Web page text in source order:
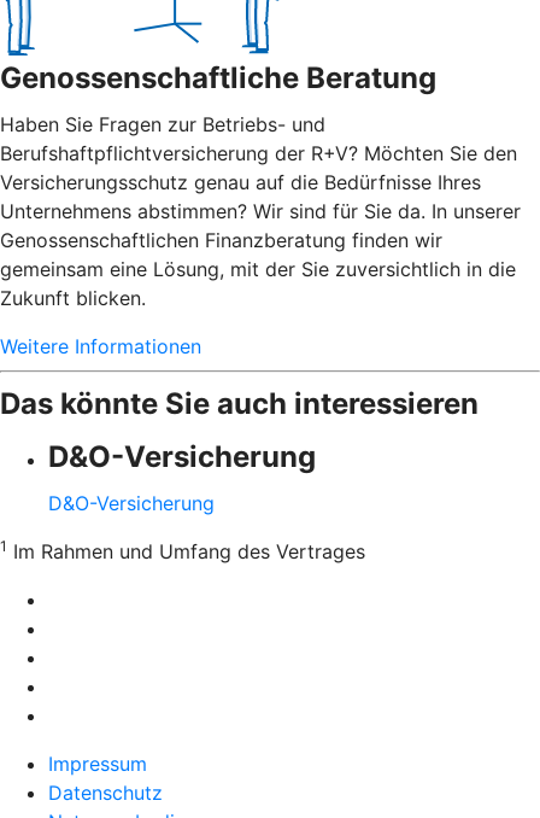
Genossenschaftliche Beratung
Haben Sie Fragen zur Betriebs- und
Berufshaftpflichtversicherung der R+V? Möchten Sie den
Versicherungsschutz genau auf die Bedürfnisse Ihres
Unternehmens abstimmen? Wir sind für Sie da. In unserer
Genossenschaftlichen Finanzberatung finden wir
gemeinsam eine Lösung, mit der Sie zuversichtlich in die
Zukunft blicken.
Weitere Informationen
Das könnte Sie auch interessieren
D&O-Versicherung
D&O-Versicherung
1 Im Rahmen und Umfang des Vertrages
Impressum
Datenschutz